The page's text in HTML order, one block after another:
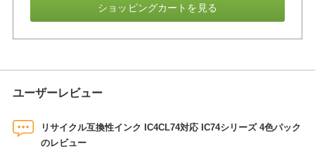
ショッピングカートを見る
ユーザーレビュー
リサイクル互換性インク IC4CL74対応 IC74シリーズ 4色パック
のレビュー